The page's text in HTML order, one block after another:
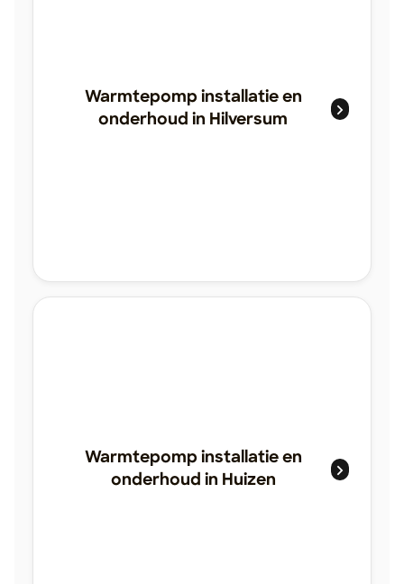
Warmtepomp installatie en
onderhoud in Hilversum
Warmtepomp installatie en
onderhoud in Huizen